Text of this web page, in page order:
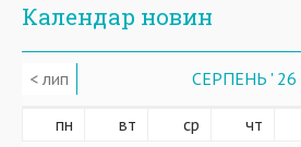
Календар новин
< лип СЕРПЕНЬ ' 26
пн вт ср чт